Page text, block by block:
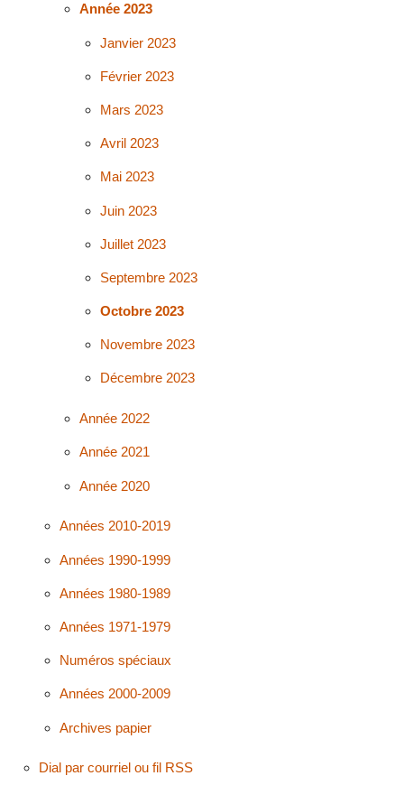
Année 2023
Janvier 2023
Février 2023
Mars 2023
Avril 2023
Mai 2023
Juin 2023
Juillet 2023
Septembre 2023
Octobre 2023
Novembre 2023
Décembre 2023
Année 2022
Année 2021
Année 2020
Années 2010-2019
Années 1990-1999
Années 1980-1989
Années 1971-1979
Numéros spéciaux
Années 2000-2009
Archives papier
Dial par courriel ou fil RSS